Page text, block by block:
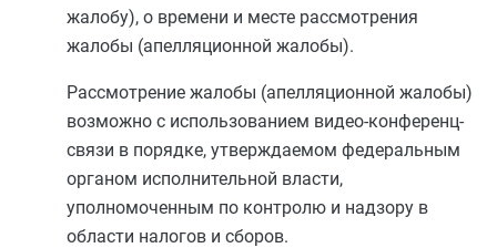
жалобу), о времени и месте рассмотрения
жалобы (апелляционной жалобы).
Рассмотрение жалобы (апелляционной жалобы)
возможно с использованием видео-конференц-
связи в порядке, утверждаемом федеральным
органом исполнительной власти,
уполномоченным по контролю и надзору в
области налогов и сборов.